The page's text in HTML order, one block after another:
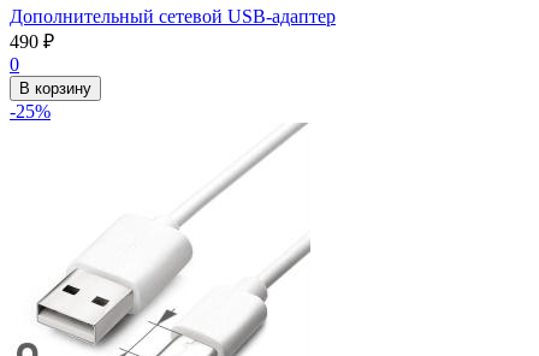
Дополнительный сетевой USB-адаптер
490 ₽
0
В корзину
-25%